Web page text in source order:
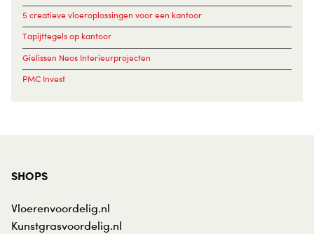
5 creatieve vloeroplossingen voor een kantoor
Tapijttegels op kantoor
Gielissen Neos Interieurprojecten
PMC Invest
SHOPS
Vloerenvoordelig.nl
Kunstgrasvoordelig.nl